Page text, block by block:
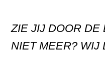
ZIE JIJ DOOR DE
NIET MEER? WIJ